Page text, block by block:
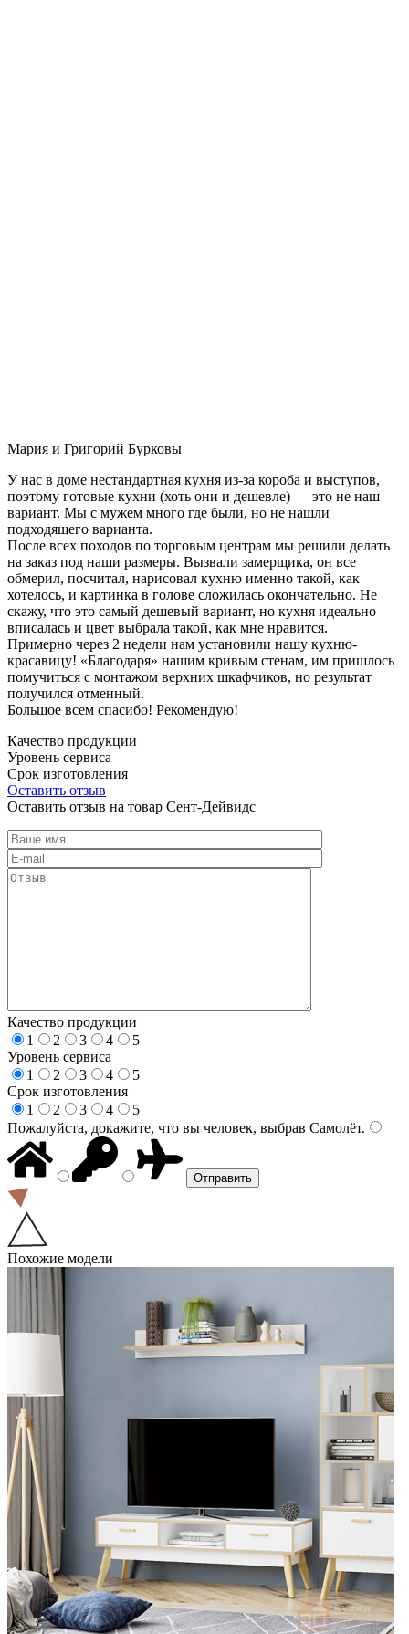
Мария и Григорий Бурковы
У нас в доме нестандартная кухня из-за короба и выступов,
поэтому готовые кухни (хоть они и дешевле) — это не наш
вариант. Мы с мужем много где были, но не нашли
подходящего варианта.
После всех походов по торговым центрам мы решили делать
на заказ под наши размеры. Вызвали замерщика, он все
обмерил, посчитал, нарисовал кухню именно такой, как
хотелось, и картинка в голове сложилась окончательно. Не
скажу, что это самый дешевый вариант, но кухня идеально
вписалась и цвет выбрала такой, как мне нравится.
Примерно через 2 недели нам установили нашу кухню-
красавицу! «Благодаря» нашим кривым стенам, им пришлось
помучиться с монтажом верхних шкафчиков, но результат
получился отменный.
Большое всем спасибо! Рекомендую!
Качество продукции
Уровень сервиса
Срок изготовления
Оставить отзыв
Оставить отзыв на товар Сент-Дейвидс
Качество продукции
1
2 3 4
5
Уровень сервиса
1
2 3 4
5
Срок изготовления
1
2 3 4
5
Пожалуйста, докажите, что вы человек, выбрав Самолёт.
Похожие модели